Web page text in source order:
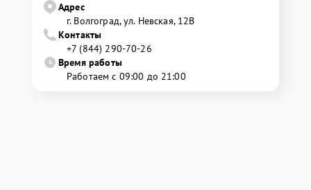
Адрес
г. Волгоград, ул. Невская, 12В
Контакты
+7 (844) 290-70-26
Время работы
Работаем с 09:00 до 21:00